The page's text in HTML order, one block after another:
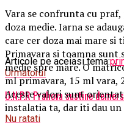
Articole pe aceiasi tema:
Urmatorul
U.N.P.R Prahova sustine
Nu ratati
Vara se confrunta cu
doza medie. Iarna se
care cer doza mai mare si
Primavara si toamna sunt
medie spre mare. O
ml primavara, 15 ml vara,
Aceste valori sunt
instalatia ta, dar iti dau